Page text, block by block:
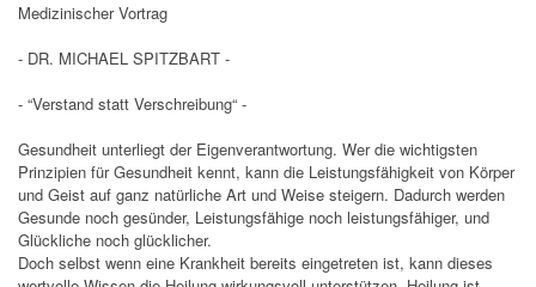
Medizinischer Vortrag
- DR. MICHAEL SPITZBART -
- “Verstand statt Verschreibung“ -
Gesundheit unterliegt der Eigenverantwortung. Wer die wichtigsten
Prinzipien für Gesundheit kennt, kann die Leistungsfähigkeit von Körper
und Geist auf ganz natürliche Art und Weise steigern. Dadurch werden
Gesunde noch gesünder, Leistungsfähige noch leistungsfähiger, und
Glückliche noch glücklicher.
Doch selbst wenn eine Krankheit bereits eingetreten ist, kann dieses